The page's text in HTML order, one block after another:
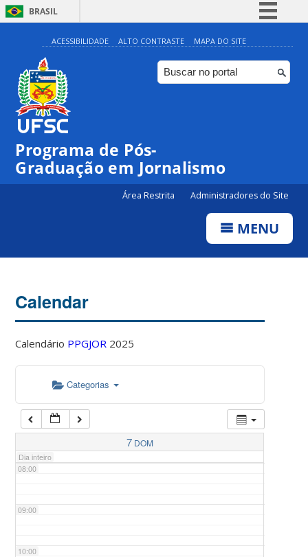
BRASIL
Simplifique!
Comunica BR
Participe
ACESSIBILIDADE ALTO CONTRASTE MAPA DO SITE
Programa de Pós-
Graduação em Jornalismo
Área Restrita Administradores do Site
MENU
Calendar
Calendário PPGJOR 2025
Categorias
7 DOM
Dia inteiro
04:00
05:00
07:00
08:00
09:00
10:00